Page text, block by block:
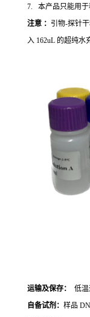
7. 本产品只能用于
注意 ： 引物-探针
入 162uL 的超纯水
运输及保存：
低温
自备试剂： 样品